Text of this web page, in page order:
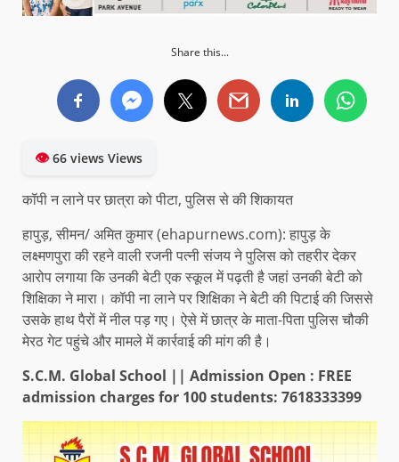
Share this...
👁66 views Views
कॉपी न लाने पर छात्रा को पीटा, पुलिस से की शिकायत
हापुड़, सीमन/ अमित कुमार (ehapurnews.com): हापुड़ के
लक्ष्मणपुरा की रहने वाली रजनी पत्नी संजय ने पुलिस को तहरीर देकर
आरोप लगाया कि उनकी बेटी एक स्कूल में पढ़ती है जहां उनकी बेटी को
शिक्षिका ने मारा। कॉपी ना लाने पर शिक्षिका ने बेटी की पिटाई की जिससे
उसके हाथ पैरों में नील पड़ गए। ऐसे में छात्र के माता-पिता पुलिस चौकी
मेरठ गेट पहुंचे और मामले में कार्रवाई की मांग की है।
S.C.M. Global School || Admission Open : FREE
admission charges for 100 students: 7618333399